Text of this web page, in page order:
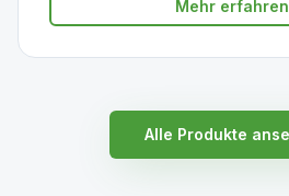
Mehr erfahren
Alle Produkte